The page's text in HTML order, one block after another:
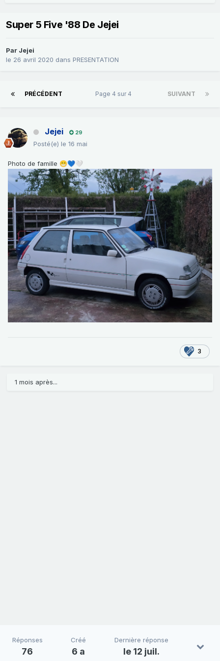
Super 5 Five '88 De Jejei
Par Jejei
le 26 avril 2020 dans PRESENTATION
PRÉCÉDENT SUIVANT
Page 4 sur 4
Jejei 29
Posté(e) le 16 mai
Photo de famille 😁💙 🤍
3
1 mois après...
Réponses
76
Créé
6 a
Dernière réponse
le 12 juil.